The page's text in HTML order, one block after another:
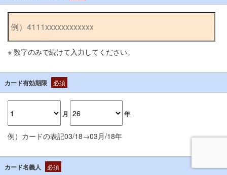
※ 数字のみで続けて入力してください。
カード有効期限 必須
月 年
例）カードの表記03/18→03月/18年
カード名義人 必須